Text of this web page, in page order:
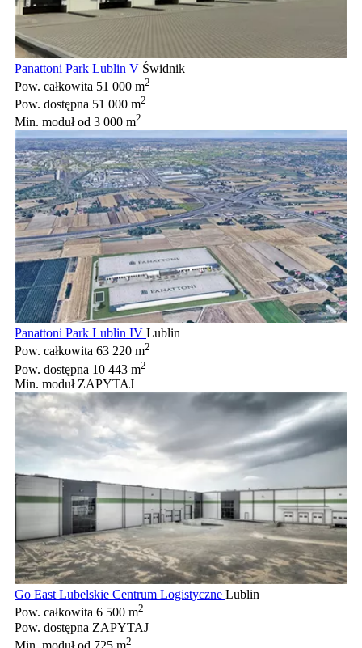
Panattoni Park Lublin V Świdnik
Pow. całkowita 51 000 m2
Pow. dostępna 51 000 m2
Min. modułod 3 000 m2
Panattoni Park Lublin IV Lublin
Pow. całkowita 63 220 m2
Pow. dostępna 10 443 m2
Min. moduł ZAPYTAJ
Go East Lubelskie Centrum Logistyczne Lublin
Pow. całkowita 6 500 m2
Pow. dostępna ZAPYTAJ
Min. modułod 725 m2